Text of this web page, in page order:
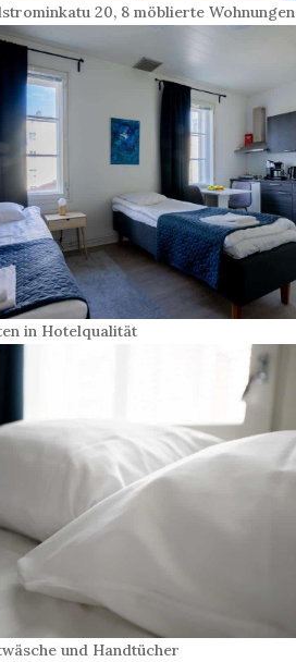
20, 8 möblierte Wohnungen
in Hotelqualität
und Handtücher